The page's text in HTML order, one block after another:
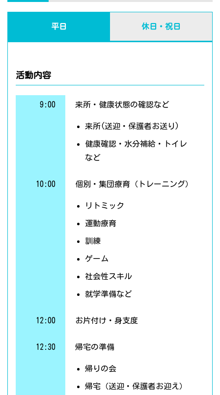
平日 休日・祝日
活動内容
9:00 来所・健康状態の確認など
来所(送迎・保護者お送り)
健康確認・水分補給・トイレ
など
10:00 個別・集団療育（トレーニング）
リトミック
運動療育
訓練
ゲーム
社会性スキル
就学準備など
12:00 お片付け・身支度
12:30 帰宅の準備
帰りの会
帰宅（送迎・保護者お迎え）